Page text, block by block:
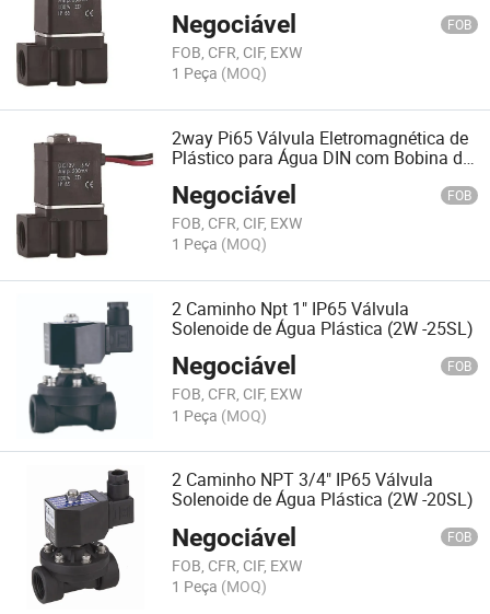
Negociável FOB
FOB, CFR, CIF, EXW
1 Peça (MOQ)
2way Pi65 Válvula Eletromagnética de
Plástico para Água DIN com Bobina de
Negociável FOB
FOB, CFR, CIF, EXW
1 Peça (MOQ)
2 Caminho Npt 1" IP65 Válvula
Solenoide de Água Plástica (2W -25SL)
Negociável FOB
FOB, CFR, CIF, EXW
1 Peça (MOQ)
2 Caminho NPT 3/4" IP65 Válvula
Solenoide de Água Plástica (2W -20SL)
Negociável FOB
FOB, CFR, CIF, EXW
1 Peça (MOQ)